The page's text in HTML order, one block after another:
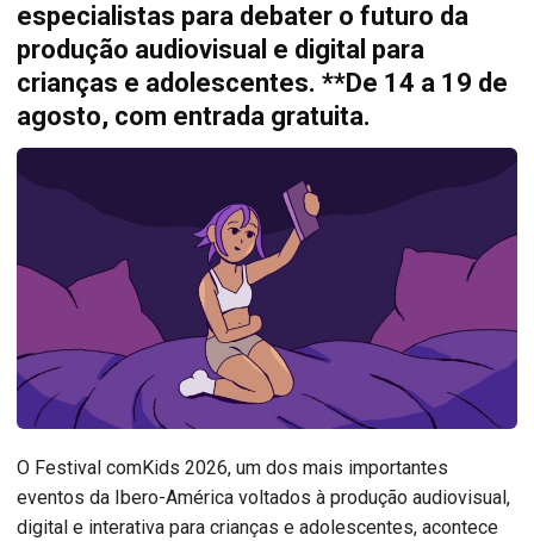
especialistas para debater o futuro da
produção audiovisual e digital para
crianças e adolescentes. **De 14 a 19 de
agosto, com entrada gratuita.
O Festival comKids 2026, um dos mais importantes
eventos da Ibero-América voltados à produção audiovisual,
digital e interativa para crianças e adolescentes, acontece